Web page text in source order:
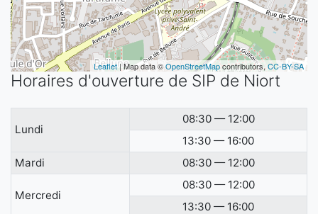
Leaflet| Map data ©OpenStreetMapcontributors,CC-BY-SA
Horaires d'ouverture de SIP de Niort
Lundi
08:30 — 12:00
13:30 — 16:00
Mardi
08:30 — 12:00
Mercredi
08:30 — 12:00
13:30 — 16:00